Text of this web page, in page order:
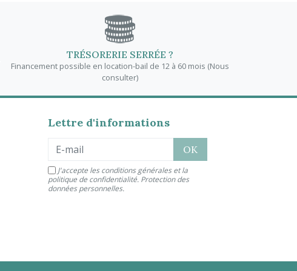
TRÉSORERIE SERRÉE ?
Financement possible en location-bail de 12 à 60 mois (Nous
consulter)
Lettre d'informations
J'accepte les conditions générales et la
politique de confidentialité. Protection des
données personnelles.